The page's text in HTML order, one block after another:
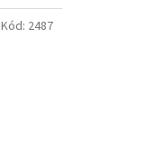
Kód: 2487